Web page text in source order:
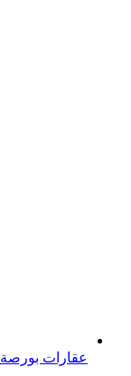
عقارات بورصة